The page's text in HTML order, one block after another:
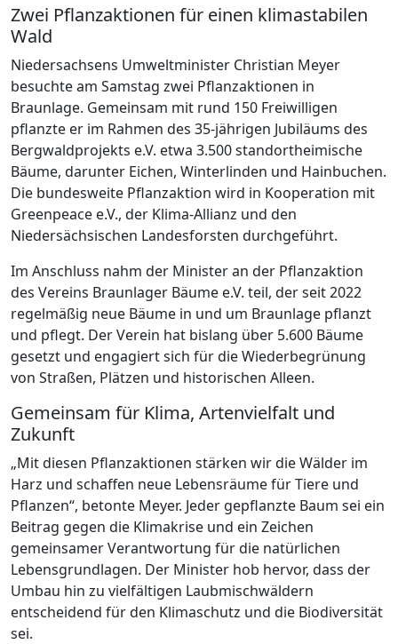
Zwei Pflanzaktionen für einen klimastabilen
Wald
Niedersachsens Umweltminister Christian Meyer
besuchte am Samstag zwei Pflanzaktionen in
Braunlage. Gemeinsam mit rund 150 Freiwilligen
pflanzte er im Rahmen des 35-jährigen Jubiläums des
Bergwaldprojekts e.V. etwa 3.500 standortheimische
Bäume, darunter Eichen, Winterlinden und Hainbuchen.
Die bundesweite Pflanzaktion wird in Kooperation mit
Greenpeace e.V., der Klima-Allianz und den
Niedersächsischen Landesforsten durchgeführt.
Im Anschluss nahm der Minister an der Pflanzaktion
des Vereins Braunlager Bäume e.V. teil, der seit 2022
regelmäßig neue Bäume in und um Braunlage pflanzt
und pflegt. Der Verein hat bislang über 5.600 Bäume
gesetzt und engagiert sich für die Wiederbegrünung
von Straßen, Plätzen und historischen Alleen.
Gemeinsam für Klima, Artenvielfalt und
Zukunft
„Mit diesen Pflanzaktionen stärken wir die Wälder im
Harz und schaffen neue Lebensräume für Tiere und
Pflanzen“, betonte Meyer. Jeder gepflanzte Baum sei ein
Beitrag gegen die Klimakrise und ein Zeichen
gemeinsamer Verantwortung für die natürlichen
Lebensgrundlagen. Der Minister hob hervor, dass der
Umbau hin zu vielfältigen Laubmischwäldern
entscheidend für den Klimaschutz und die Biodiversität
sei.